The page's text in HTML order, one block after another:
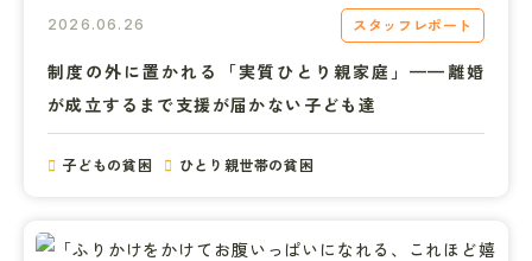
2026.06.26 スタッフレポート
制度の外に置かれる「実質ひとり親家庭」——離婚
が成立するまで支援が届かない子ども達
子どもの貧困 ひとり親世帯の貧困